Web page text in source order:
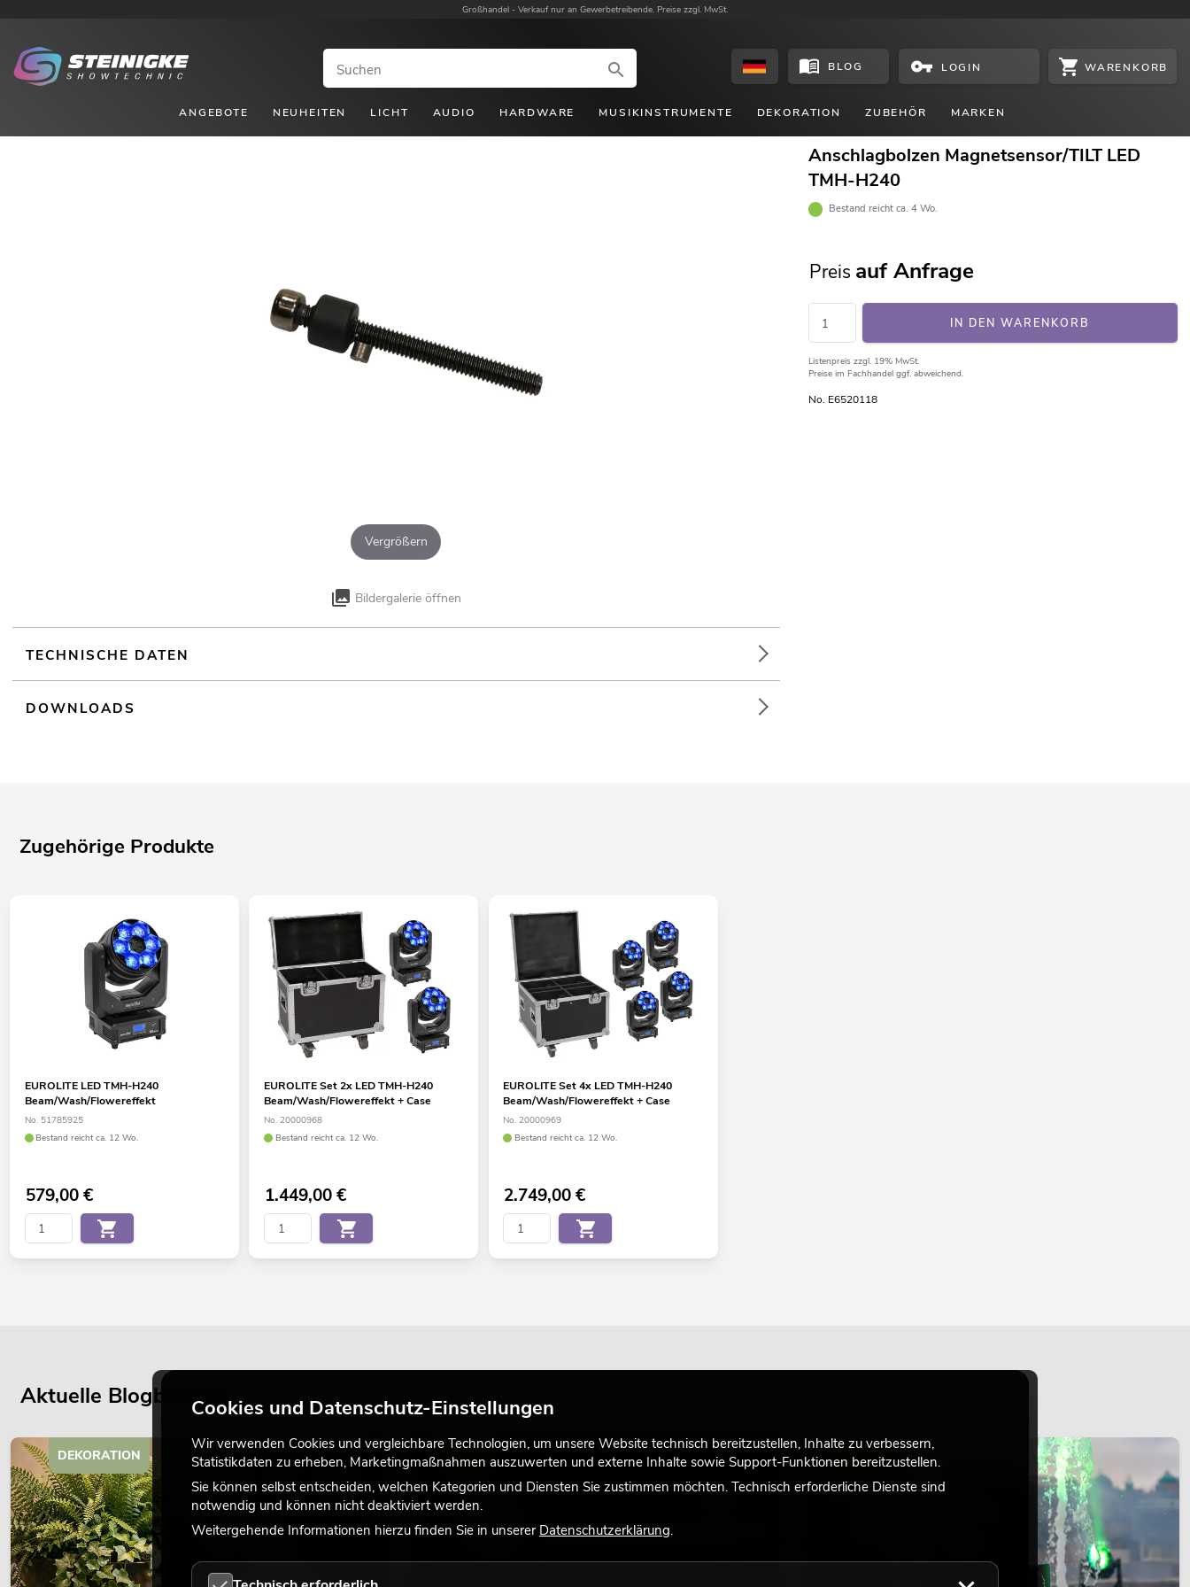
Großhandel - Verkauf nur an Gewerbetreibende. Preise zzgl. MwSt.
BLOG LOGIN WARENKORB
ANGEBOTE NEUHEITEN LICHT AUDIO HARDWARE MUSIKINSTRUMENTE DEKORATION ZUBEHÖR MARKEN
Vergrößern
Bildergalerie öffnen
Anschlagbolzen Magnetsensor/TILT LED
TMH-H240
Bestand reicht ca. 4 Wo.
Preis auf Anfrage
IN DEN WARENKORB
Listenpreis zzgl. 19% MwSt.
Preise im Fachhandel ggf. abweichend.
No. E6520118
TECHNISCHE DATEN
DOWNLOADS
Zugehörige Produkte
EUROLITE LED TMH-H240
Beam/Wash/Flowereffekt
No. 51785925
Bestand reicht ca. 12 Wo.
579,00€
EUROLITE Set 2x LED TMH-H240
Beam/Wash/Flowereffekt + Case
No. 20000968
Bestand reicht ca. 12 Wo.
1.449,00€
EUROLITE Set 4x LED TMH-H240
Beam/Wash/Flowereffekt + Case
No. 20000969
Bestand reicht ca. 12 Wo.
2.749,00€
Aktuelle Blogbeiträge
DEKORATION LICHT LICHT
Cookies und Datenschutz-Einstellungen
Wir verwenden Cookies und vergleichbare Technologien, um unsere Website technisch bereitzustellen, Inhalte zu verbessern,
Statistikdaten zu erheben, Marketingmaßnahmen auszuwerten und externe Inhalte sowie Support-Funktionen bereitzustellen.
Sie können selbst entscheiden, welchen Kategorien und Diensten Sie zustimmen möchten. Technisch erforderliche Dienste sind
notwendig und können nicht deaktiviert werden.
Weitergehende Informationen hierzu finden Sie in unserer Datenschutzerklärung.